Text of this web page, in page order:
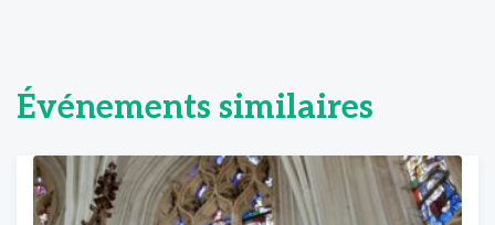
Événements similaires